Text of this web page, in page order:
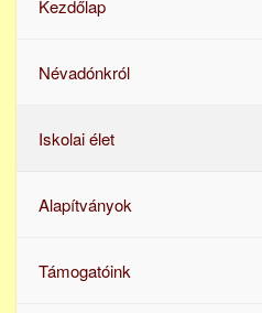
Kezdőlap
Névadónkról
Iskolai élet
Alapítványok
Támogatóink